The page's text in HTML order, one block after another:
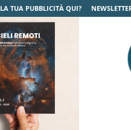
LA TUA PUBBLICITÀ QUI?